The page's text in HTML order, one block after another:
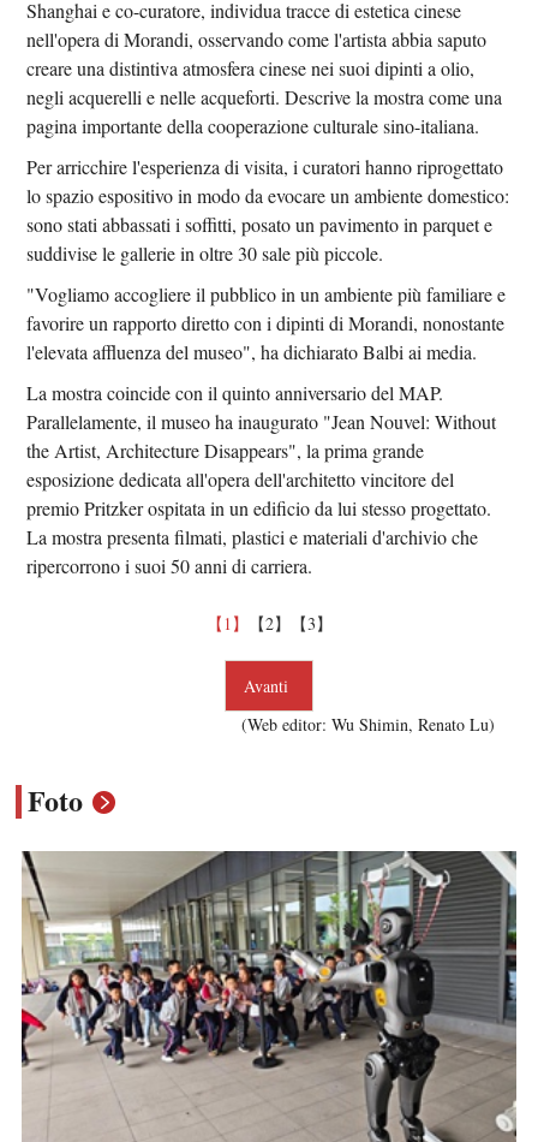
Shanghai e co-curatore, individua tracce di estetica cinese
nell'opera di Morandi, osservando come l'artista abbia saputo
creare una distintiva atmosfera cinese nei suoi dipinti a olio,
negli acquerelli e nelle acqueforti. Descrive la mostra come una
pagina importante della cooperazione culturale sino-italiana.
Per arricchire l'esperienza di visita, i curatori hanno riprogettato
lo spazio espositivo in modo da evocare un ambiente domestico:
sono stati abbassati i soffitti, posato un pavimento in parquet e
suddivise le gallerie in oltre 30 sale più piccole.
"Vogliamo accogliere il pubblico in un ambiente più familiare e
favorire un rapporto diretto con i dipinti di Morandi, nonostante
l'elevata affluenza del museo", ha dichiarato Balbi ai media.
La mostra coincide con il quinto anniversario del MAP.
Parallelamente, il museo ha inaugurato "Jean Nouvel: Without
the Artist, Architecture Disappears", la prima grande
esposizione dedicata all'opera dell'architetto vincitore del
premio Pritzker ospitata in un edificio da lui stesso progettato.
La mostra presenta filmati, plastici e materiali d'archivio che
ripercorrono i suoi 50 anni di carriera.
【1】 【2】 【3】
Avanti
(Web editor: Wu Shimin, Renato Lu)
Foto